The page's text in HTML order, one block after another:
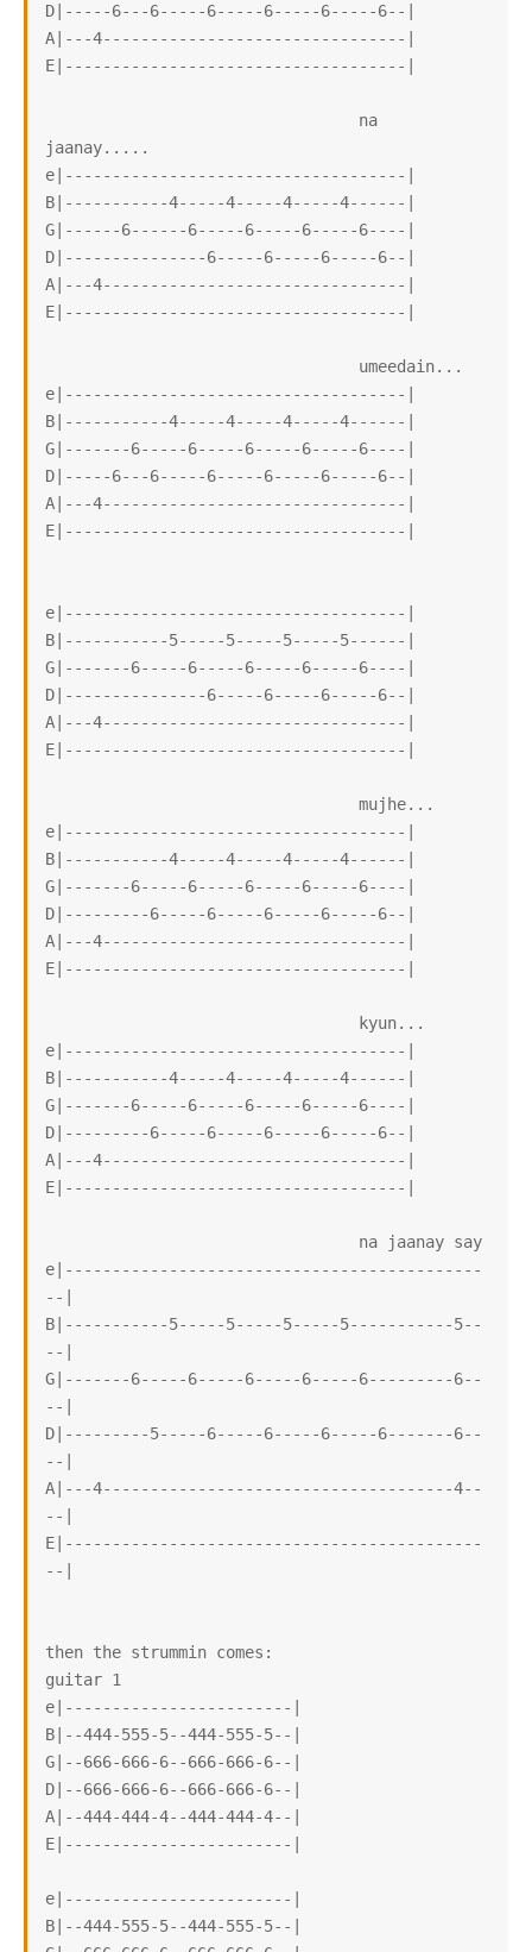
D|-----6---6-----6-----6-----6-----6--|
A|---4--------------------------------|
E|------------------------------------|
jaanay.....
e|------------------------------------|
B|-----------4-----4-----4-----4------|
G|------6------6-----6-----6-----6----|
D|---------------6-----6-----6-----6--|
A|---4--------------------------------|
E|------------------------------------|
e|------------------------------------|
B|-----------4-----4-----4-----4------|
G|-------6-----6-----6-----6-----6----|
D|-----6---6-----6-----6-----6-----6--|
A|---4--------------------------------|
E|------------------------------------|
e|------------------------------------|
B|-----------5-----5-----5-----5------|
G|-------6-----6-----6-----6-----6----|
D|---------------6-----6-----6-----6--|
A|---4--------------------------------|
E|------------------------------------|
e|------------------------------------|
B|-----------4-----4-----4-----4------|
G|-------6-----6-----6-----6-----6----|
D|---------6-----6-----6-----6-----6--|
A|---4--------------------------------|
E|------------------------------------|
e|------------------------------------|
B|-----------4-----4-----4-----4------|
G|-------6-----6-----6-----6-----6----|
D|---------6-----6-----6-----6-----6--|
A|---4--------------------------------|
E|------------------------------------|
e|--------------------------------------------
--|
B|-----------5-----5-----5-----5-----------5--
--|
G|-------6-----6-----6-----6-----6---------6--
--|
D|---------5-----6-----6-----6-----6-------6--
--|
A|---4-------------------------------------4--
--|
E|--------------------------------------------
--|
then the strummin comes:
guitar 1
e|------------------------|
B|--444-555-5--444-555-5--|
G|--666-666-6--666-666-6--|
D|--666-666-6--666-666-6--|
A|--444-444-4--444-444-4--|
E|------------------------|
e|------------------------|
B|--444-555-5--444-555-5--|